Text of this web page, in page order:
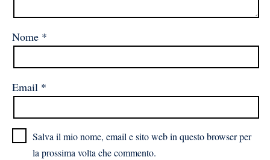
Nome *
Email *
Salva il mio nome, email e sito web in questo browser per
la prossima volta che commento.